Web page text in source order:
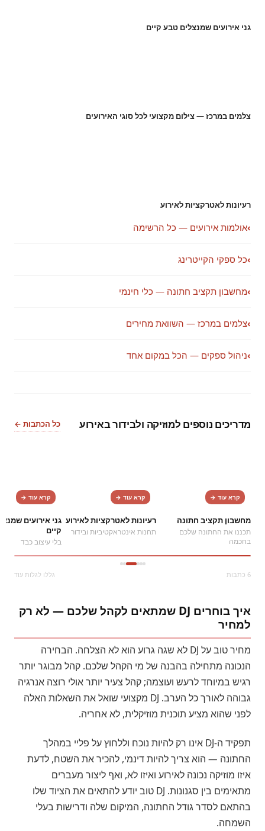
גני אירועים שמנצלים טבע קיים
צלמים במרכז — צילום מקצועי לכל סוגי האירועים
רעיונות לאטרקציות לאירוע
›אולמות אירועים — כל הרשימה
›כל ספקי הקייטרינג
›מחשבון תקציב חתונה — כלי חינמי
›צלמים במרכז — השוואת מחירים
›ניהול ספקים — הכל במקום אחד
מדריכים נוספים למוזיקה ולבידור באירוע כל הכתבות ←
קרא עוד →
מחשבון תקציב חתונה
תכננו את החתונה שלכם
בחכמה
קרא עוד →
רעיונות לאטרקציות לאירוע
תחנות אינטראקטיביות ובידור
קרא עוד →
גני אירועים
קיים
בלי עיצוב כבד
6 כתבות גללו לגלות עוד
איך בוחרים DJ שמתאים לקהל שלכם — לא רק
למחיר
מחיר טוב על DJ לא שגה גרוע הוא לא הצלחה. הבחירה
הנכונה מתחילה בהבנה של מי הקהל שלכם. קהל מבוגר יותר
רגיש במיוחד לרעש ועוצמה; קהל צעיר יותר אולי רוצה אנרגיה
גבוהה לאורך כל הערב. DJ מקצועי שואל את השאלות האלה
לפני שהוא מציע תוכנית מוזיקלית, לא אחריה.
תפקיד ה-DJ אינו רק להיות נוכח וללחוץ על פליי במהלך
החתונה — הוא צריך להיות דינמי, להכיר את השטח, לדעת
איזו מוזיקה נכונה לאירוע ואיזו לא, ואף ליצור מעברים
מתאימים בין סגנונות. DJ טוב יודע להתאים את הציוד שלו
בהתאם לסדר גודל החתונה, המיקום שלה ודרישות בעלי
השמחה.